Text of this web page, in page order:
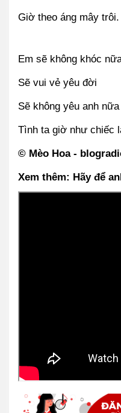
Giờ theo áng mây trôi.
Em sẽ không khóc
Sẽ vui vẻ yêu đời
Sẽ không yêu anh nữa
Tình ta giờ như chiếc
© Mèo Hoa -
Xem thêm: Hãy để